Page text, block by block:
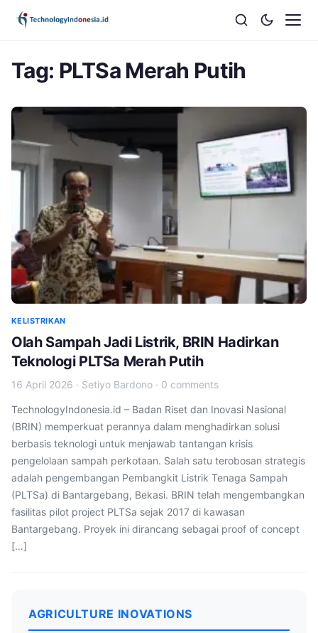
Tag: PLTSa Merah Putih
KELISTRIKAN
Olah Sampah Jadi Listrik, BRIN Hadirkan
Teknologi PLTSa Merah Putih
16 April 2026 · Setiyo Bardono · 0 comments
TechnologyIndonesia.id – Badan Riset dan Inovasi Nasional
(BRIN) memperkuat perannya dalam menghadirkan solusi
berbasis teknologi untuk menjawab tantangan krisis
pengelolaan sampah perkotaan. Salah satu terobosan strategis
adalah pengembangan Pembangkit Listrik Tenaga Sampah
(PLTSa) di Bantargebang, Bekasi. BRIN telah mengembangkan
fasilitas pilot project PLTSa sejak 2017 di kawasan
Bantargebang. Proyek ini dirancang sebagai proof of concept
[…]
AGRICULTURE INOVATIONS